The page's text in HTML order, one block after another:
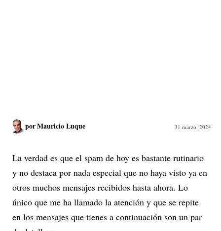
porMauricio Luque 31 marzo, 2024
La verdad es que el spam de hoy es bastante rutinario
y no destaca por nada especial que no haya visto ya en
otros muchos mensajes recibidos hasta ahora. Lo
único que me ha llamado la atención y que se repite
en los mensajes que tienes a continuación son un par